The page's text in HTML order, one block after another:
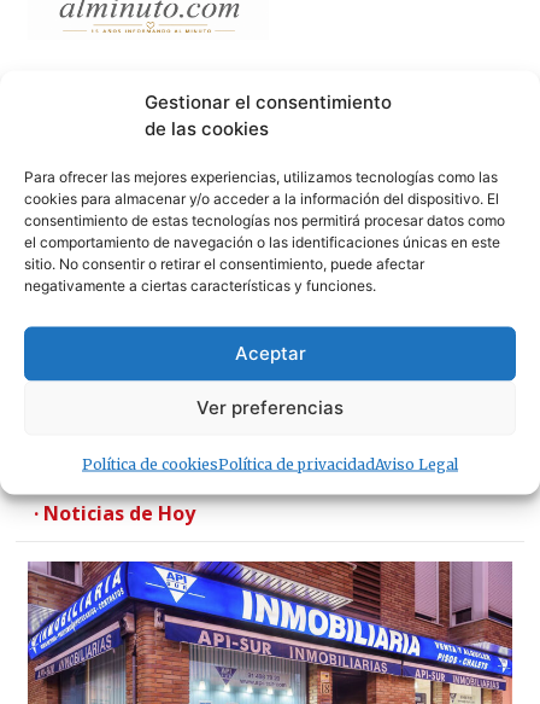
Gestionar el consentimiento
de las cookies
Para ofrecer las mejores experiencias, utilizamos tecnologías como las
cookies para almacenar y/o acceder a la información del dispositivo. El
consentimiento de estas tecnologías nos permitirá procesar datos como
el comportamiento de navegación o las identificaciones únicas en este
sitio. No consentir o retirar el consentimiento, puede afectar
negativamente a ciertas características y funciones.
Aceptar
Ver preferencias
Política de cookiesPolítica de privacidadAviso Legal
· Noticias de Hoy